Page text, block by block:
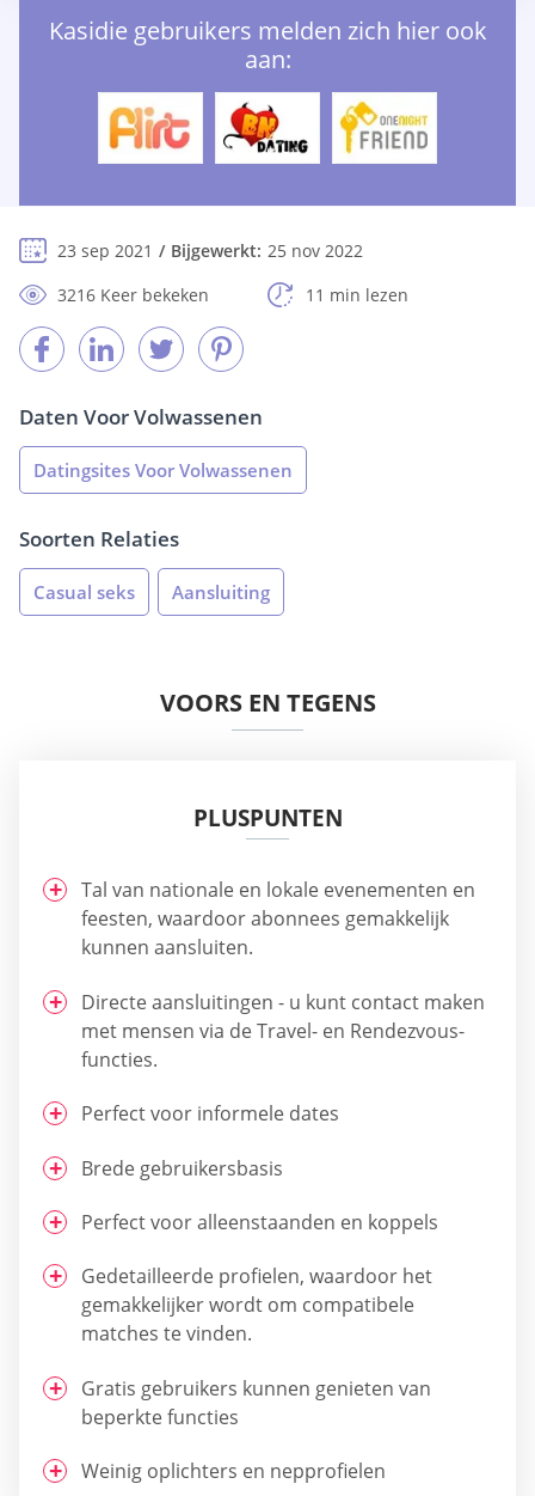
Kasidie gebruikers melden zich hier ook
aan:
23 sep 2021 Bijgewerkt: 25 nov 2022
3216 Keer bekeken
11 min lezen
Daten Voor Volwassenen
Datingsites Voor Volwassenen
Soorten Relaties
Casual seks Aansluiting
VOORS EN TEGENS
PLUSPUNTEN
Tal van nationale en lokale evenementen en
feesten, waardoor abonnees gemakkelijk
kunnen aansluiten.
Directe aansluitingen - u kunt contact maken
met mensen via de Travel- en Rendezvous-
functies.
Perfect voor informele dates
Brede gebruikersbasis
Perfect voor alleenstaanden en koppels
Gedetailleerde profielen, waardoor het
gemakkelijker wordt om compatibele
matches te vinden.
Gratis gebruikers kunnen genieten van
beperkte functies
Weinig oplichters en nepprofielen